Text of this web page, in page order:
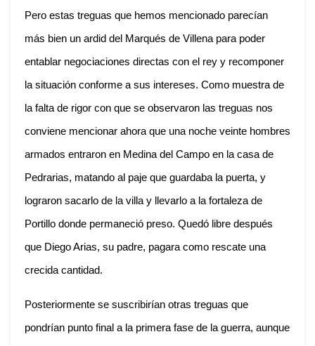
Pero estas treguas que hemos mencionado parecían
más bien un ardid del Marqués de Villena para poder
entablar negociaciones directas con el rey y recomponer
la situación conforme a sus intereses. Como muestra de
la falta de rigor con que se observaron las treguas nos
conviene mencionar ahora que una noche veinte hombres
armados entraron en Medina del Campo en la casa de
Pedrarias, matando al paje que guardaba la puerta, y
lograron sacarlo de la villa y llevarlo a la fortaleza de
Portillo donde permaneció preso. Quedó libre después
que Diego Arias, su padre, pagara como rescate una
crecida cantidad.
Posteriormente se suscribirían otras treguas que
pondrían punto final a la primera fase de la guerra, aunque